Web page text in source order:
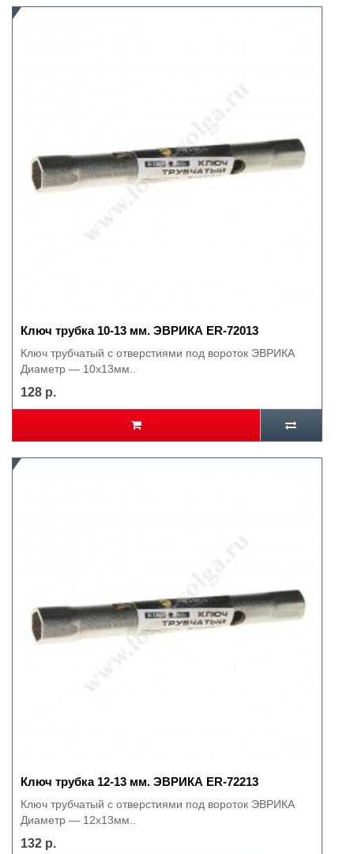
Ключ трубка 10-13 мм. ЭВРИКА ER-72013
Ключ трубчатый с отверстиями под вороток ЭВРИКА
Диаметр — 10х13мм..
128 р.
Ключ трубка 12-13 мм. ЭВРИКА ER-72213
Ключ трубчатый с отверстиями под вороток ЭВРИКА
Диаметр — 12х13мм..
132 р.